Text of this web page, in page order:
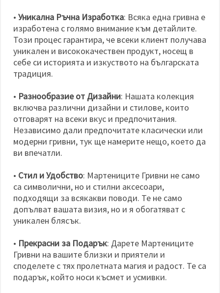
• Уникална Ръчна Изработка: Всяка една гривна е
изработена с голямо внимание към детайлите.
Този процес гарантира, че всеки клиент получава
уникален и висококачествен продукт, носещ в
себе си историята и изкуството на българската
традиция.
• Разнообразие от Дизайни: Нашата колекция
включва различни дизайни и стилове, които
отговарят на всеки вкус и предпочитания.
Независимо дали предпочитате класически или
модерни гривни, тук ще намерите нещо, което да
ви впечатли.
• Стил и Удобство: Мартениците Гривни не само
са символични, но и стилни аксесоари,
подходящи за всякакви поводи. Те не само
допълват вашата визия, но и я обогатяват с
уникален блясък.
• Прекрасни за Подарък: Дарете Мартениците
Гривни на вашите близки и приятели и
споделете с тях пролетната магия и радост. Те са
подарък, който носи късмет и усмивки.